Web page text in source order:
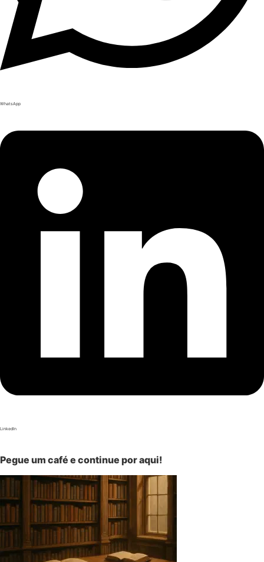
WhatsApp
LinkedIn
Pegue um café e continue por aqui!